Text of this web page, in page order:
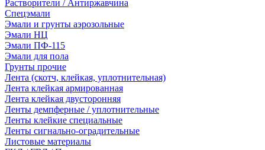
Растворители / Антиржавчина
Спецэмали
Эмали и грунты аэрозольные
Эмали НЦ
Эмали ПФ-115
Эмали для пола
Грунты прочие
Лента (скотч, клейкая, уплотнительная)
Лента клейкая армированная
Лента клейкая двусторонняя
Ленты демпферные / уплотнительные
Ленты клейкие специальные
Ленты сигнально-оградительные
Листовые материалы